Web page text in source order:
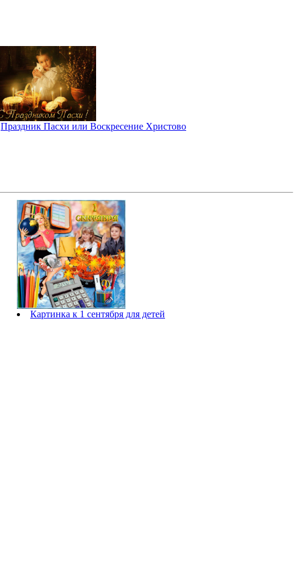
Праздник Пасхи или Воскресение Христово
Картинка к 1 сентября для детей